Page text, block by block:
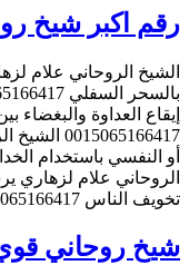
رقم اكبر شيخ
الشيخ الروحاني علام
إيقاع العداوة والبغضاء
الروحاني علام لزهاري
تخويف الناس 0015065166417 […]
شيخ روحاني